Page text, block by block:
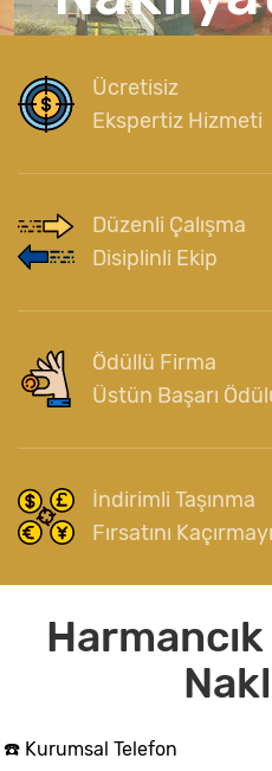
Hassas
Ücretisiz
Ekspertiz Hizmeti
Düzenli Çalışma
Disiplinli Ekip
Ödüllü Firma
Üstün Başarı
İndirimli Taşınma
Fırsatını
☎️ Kurumsal Telefon